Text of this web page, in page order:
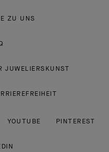
ZU UNS
JUWELIERSKUNST
YOUTUBE PINTEREST